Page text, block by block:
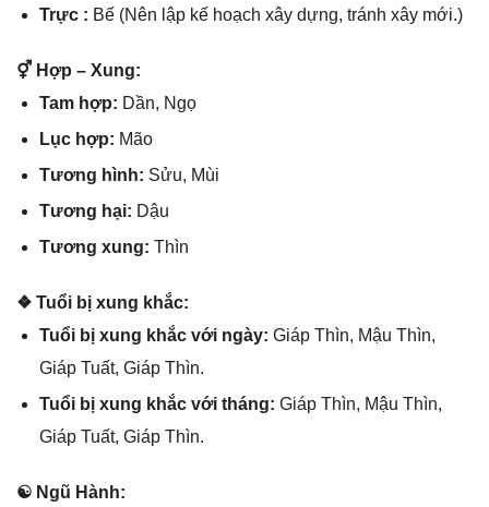
Trực : Bế (Nên lập kế hoạch xây dựng, tránh xây mới.)
⚥ Hợp – Xung:
Tam hợp: Dần, Ngọ
Lục hợp: Mão
Tươnɡ hình: Sửu, Mùi
Tươnɡ hại: Dậu
Tươnɡ xung: Thìn
❖ Tuổi bị xunɡ khắc:
Tuổi bị xunɡ khắc với ngày: Giáp Thìn, Mậu Thìn,
Giáp Tuất, Giáp Thìn.
Tuổi bị xunɡ khắc với tháng: Giáp Thìn, Mậu Thìn,
Giáp Tuất, Giáp Thìn.
☯ Ngũ Hành: